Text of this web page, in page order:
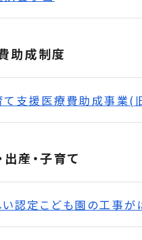
助成制度
て支援医療費助成事業(
出産・子育て
い認定こども園の工事が